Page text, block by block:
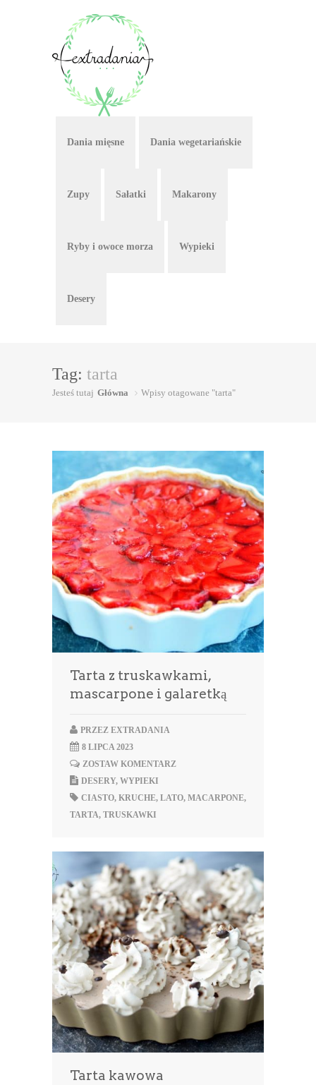
Dania mięsne Dania wegetariańskie
Zupy Sałatki Makarony
Ryby i owoce morza Wypieki
Desery
Tag: tarta
Jesteś tutaj Główna Wpisy otagowane "tarta"
Tarta z truskawkami,
mascarpone i galaretką
PRZEZ EXTRADANIA
8 LIPCA 2023
ZOSTAW KOMENTARZ
DESERY, WYPIEKI
CIASTO, KRUCHE, LATO, MACARPONE,
TARTA, TRUSKAWKI
Tarta kawowa